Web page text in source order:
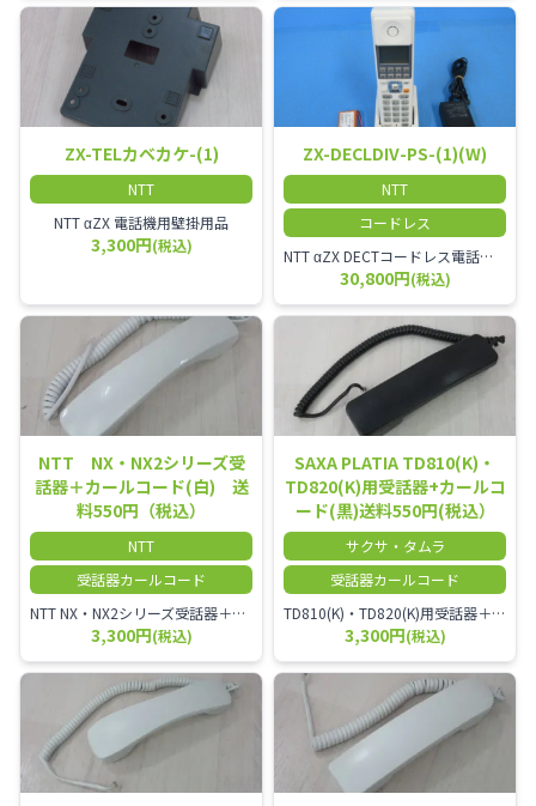
ZX-TELカベカケ-(1)
NTT
NTT αZX 電話機用壁掛用品
3,300円(税込)
ZX-DECLDIV-PS-(1)(W)
NTT
コードレス
NTT αZX DECTコードレス電話機(ダイバーシティ方式)
30,800円(税込)
NTT NX・NX2シリーズ受
話器＋カールコード(白) 送
料550円（税込）
NTT
受話器カールコード
NTT NX・NX2シリーズ受話器＋カールコード
3,300円(税込)
SAXA PLATIA TD810(K)・
TD820(K)用受話器+カールコ
ード(黒)送料550円(税込）
サクサ・タムラ
受話器カールコード
TD810(K)・TD820(K)用受話器＋カールコード セット／本商品は中古品となります。 写真では分かりにくいキズ・汚れなどの使用感があります。 予めご理解・ご了承頂きますようお願いいたします。
3,300円(税込)